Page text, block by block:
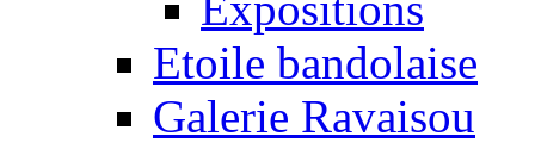
Etoile bandolaise
Galerie Ravaisou